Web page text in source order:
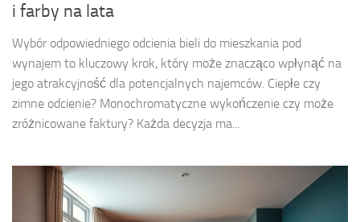
i farby na lata
Wybór odpowiedniego odcienia bieli do mieszkania pod
wynajem to kluczowy krok, który może znacząco wpłynąć na
jego atrakcyjność dla potencjalnych najemców. Ciepłe czy
zimne odcienie? Monochromatyczne wykończenie czy może
zróżnicowane faktury? Każda decyzja ma...